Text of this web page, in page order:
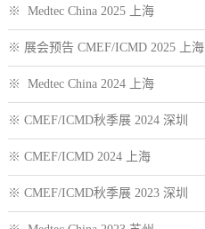
※ Medtec China 2025 上海
※ 展会预告 CMEF/ICMD 2025 上海
※ Medtec China 2024 上海
※ CMEF/ICMD秋季展 2024 深圳
※ CMEF/ICMD 2024 上海
※ CMEF/ICMD秋季展 2023 深圳